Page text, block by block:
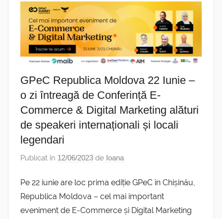
GPeC Republica Moldova 22 Iunie –
o zi întreagă de Conferință E-
Commerce & Digital Marketing alături
de speakeri internaționali și locali
legendari
Publicat în 12/06/2023 de Ioana
Pe 22 iunie are loc prima ediție GPeC în Chișinău,
Republica Moldova – cel mai important
eveniment de E-Commerce și Digital Marketing